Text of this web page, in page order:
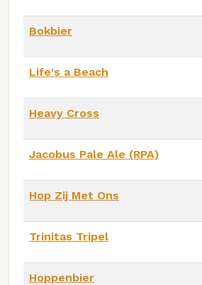
Bokbier
Life's a Beach
Heavy Cross
Jacobus Pale Ale (RPA)
Hop Zij Met Ons
Trinitas Tripel
Hoppenbier